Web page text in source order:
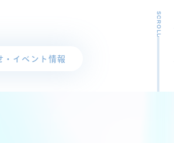
・イベント情報
SCROLL